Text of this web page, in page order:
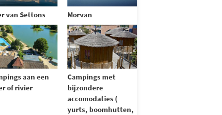
van Settons Morvan
aan een
of rivier
Campings met
bijzondere
accomodaties (
yurts, boomhutten,